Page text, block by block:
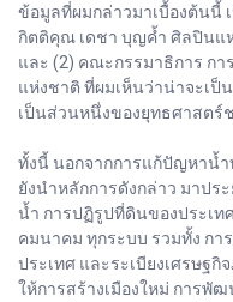
ข้อมูลที่ผมกล่าวมาเบื้องต้นนี้
กิตติคุณ เดชา บุญค้ำ ศิลปินแ
และ (2) คณะกรรมาธิการ ก
แห่งชาติ ที่ผมเห็นว่าน่าจะเป็
เป็นส่วนหนึ่งของยุทธศาสตร์
ทั้งนี้ นอกจากการแก้ปัญหาน้
ยังนำหลักการดังกล่าว มาปร
น้ำ การปฏิรูปที่ดินของประเท
คมนาคม ทุกระบบ รวมทั้ง กา
ประเทศ และระเบียงเศรษฐกิ
ให้การสร้างเมืองใหม่ การพั